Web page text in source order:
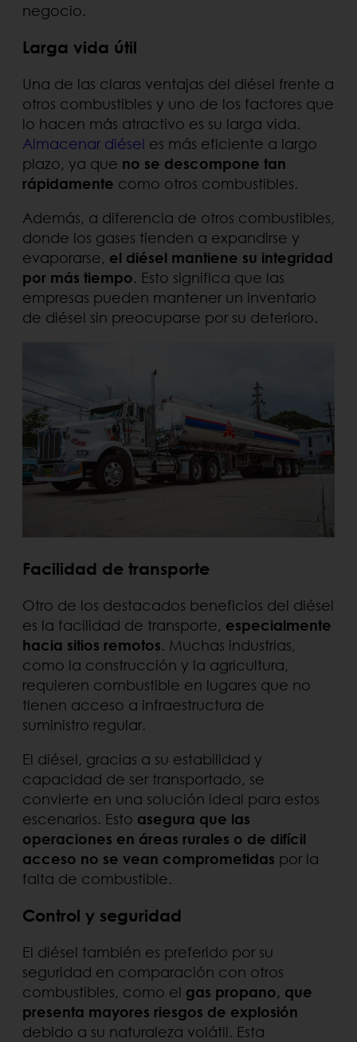
negocio.
Larga vida útil
Una de las claras ventajas del diésel frente a
otros combustibles y uno de los factores que
lo hacen más atractivo es su larga vida.
Almacenar diésel es más eficiente a largo
plazo, ya que no se descompone tan
rápidamente como otros combustibles.
Además, a diferencia de otros combustibles,
donde los gases tienden a expandirse y
evaporarse, el diésel mantiene su integridad
por más tiempo. Esto significa que las
empresas pueden mantener un inventario
de diésel sin preocuparse por su deterioro.
Facilidad de transporte
Otro de los destacados beneficios del diésel
es la facilidad de transporte, especialmente
hacia sitios remotos. Muchas industrias,
como la construcción y la agricultura,
requieren combustible en lugares que no
tienen acceso a infraestructura de
suministro regular.
El diésel, gracias a su estabilidad y
capacidad de ser transportado, se
convierte en una solución ideal para estos
escenarios. Esto asegura que las
operaciones en áreas rurales o de difícil
acceso no se vean comprometidas por la
falta de combustible.
Control y seguridad
El diésel también es preferido por su
seguridad en comparación con otros
combustibles, como el gas propano, que
presenta mayores riesgos de explosión
debido a su naturaleza volátil. Esta